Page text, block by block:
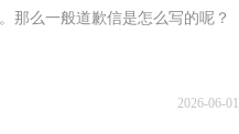
那么一般道歉信是怎么写的呢？
2026-06-01